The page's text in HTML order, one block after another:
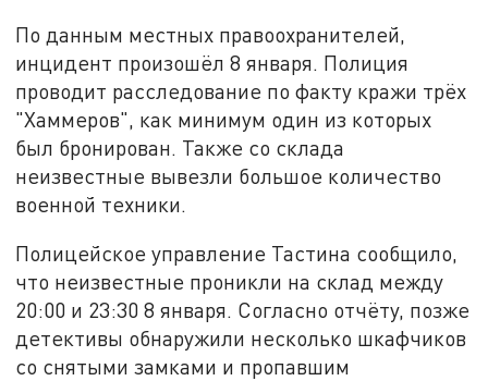
По данным местных правоохранителей,
инцидент произошёл 8 января. Полиция
проводит расследование по факту кражи трёх
"Хаммеров", как минимум один из которых
был бронирован. Также со склада
неизвестные вывезли большое количество
военной техники.
Полицейское управление Тастина сообщило,
что неизвестные проникли на склад между
20:00 и 23:30 8 января. Согласно отчёту, позже
детективы обнаружили несколько шкафчиков
со снятыми замками и пропавшим